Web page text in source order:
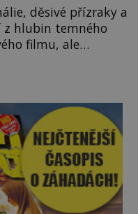
děsivé přízraky a
z hlubin temného
filmu, ale
lesů, které jsou
Lidé bydlící
slyšeli? A odvážili
[gallery ids="17